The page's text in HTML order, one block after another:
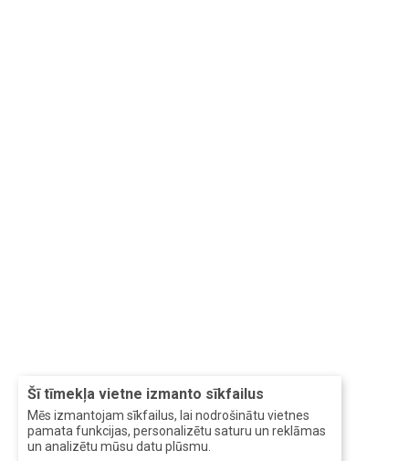
Šī tīmekļa vietne izmanto sīkfailus
Mēs izmantojam sīkfailus, lai nodrošinātu vietnes
pamata funkcijas, personalizētu saturu un reklāmas
un analizētu mūsu datu plūsmu.